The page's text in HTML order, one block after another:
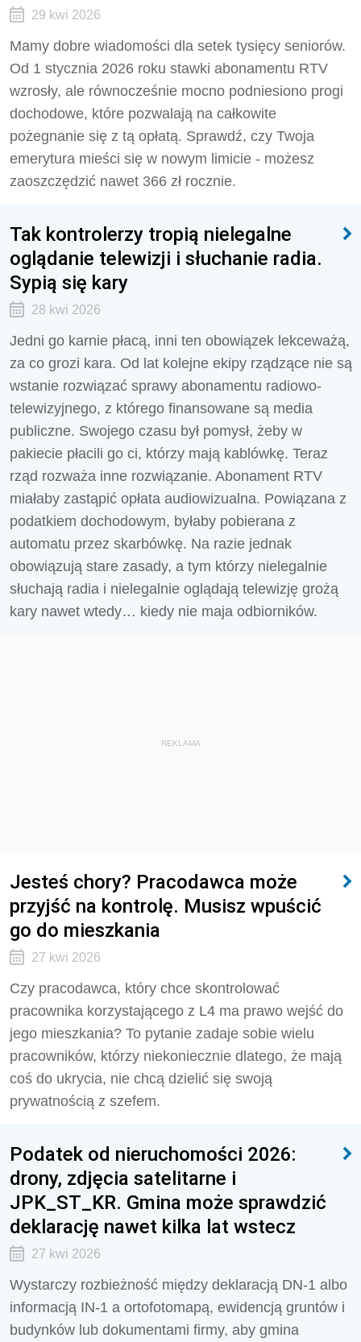
29 kwi 2026
Mamy dobre wiadomości dla setek tysięcy seniorów.
Od 1 stycznia 2026 roku stawki abonamentu RTV
wzrosły, ale równocześnie mocno podniesiono progi
dochodowe, które pozwalają na całkowite
pożegnanie się z tą opłatą. Sprawdź, czy Twoja
emerytura mieści się w nowym limicie - możesz
zaoszczędzić nawet 366 zł rocznie.
Tak kontrolerzy tropią nielegalne
oglądanie telewizji i słuchanie radia.
Sypią się kary
28 kwi 2026
Jedni go karnie płacą, inni ten obowiązek lekceważą,
za co grozi kara. Od lat kolejne ekipy rządzące nie są
wstanie rozwiązać sprawy abonamentu radiowo-
telewizyjnego, z którego finansowane są media
publiczne. Swojego czasu był pomysł, żeby w
pakiecie płacili go ci, którzy mają kablówkę. Teraz
rząd rozważa inne rozwiązanie. Abonament RTV
miałaby zastąpić opłata audiowizualna. Powiązana z
podatkiem dochodowym, byłaby pobierana z
automatu przez skarbówkę. Na razie jednak
obowiązują stare zasady, a tym którzy nielegalnie
słuchają radia i nielegalnie oglądają telewizję grożą
kary nawet wtedy… kiedy nie maja odbiorników.
REKLAMA
Jesteś chory? Pracodawca może
przyjść na kontrolę. Musisz wpuścić
go do mieszkania
27 kwi 2026
Czy pracodawca, który chce skontrolować
pracownika korzystającego z L4 ma prawo wejść do
jego mieszkania? To pytanie zadaje sobie wielu
pracowników, którzy niekoniecznie dlatego, że mają
coś do ukrycia, nie chcą dzielić się swoją
prywatnością z szefem.
Podatek od nieruchomości 2026:
drony, zdjęcia satelitarne i
JPK_ST_KR. Gmina może sprawdzić
deklarację nawet kilka lat wstecz
27 kwi 2026
Wystarczy rozbieżność między deklaracją DN-1 albo
informacją IN-1 a ortofotomapą, ewidencją gruntów i
budynków lub dokumentami firmy, aby gmina